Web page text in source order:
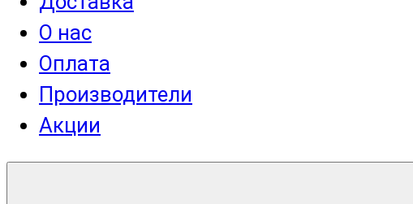
О нас
Оплата
Производители
Акции